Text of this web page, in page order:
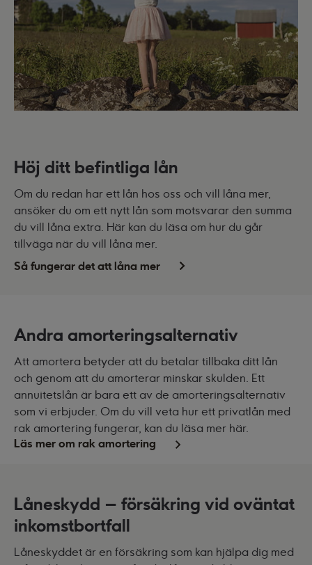
Höj ditt befintliga lån
Om du redan har ett lån hos oss och vill låna mer,
ansöker du om ett nytt lån som motsvarar den summa
du vill låna extra. Här kan du läsa om hur du går
tillväga när du vill låna mer.
Så fungerar det att låna mer
Andra amorteringsalternativ
Att amortera betyder att du betalar tillbaka ditt lån
och genom att du amorterar minskar skulden. Ett
annuitetslån är bara ett av de amorteringsalternativ
som vi erbjuder. Om du vill veta hur ett privatlån med
rak amortering fungerar, kan du läsa mer här.
Läs mer om rak amortering
Låneskydd – försäkring vid oväntat
inkomstbortfall
Låneskyddet är en försäkring som kan hjälpa dig med